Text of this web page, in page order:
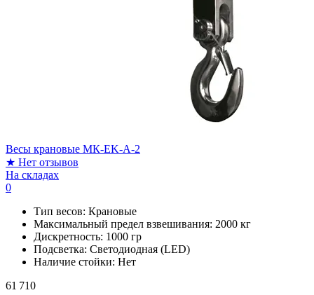
Весы крановые МК-EK-A-2
★ Нет отзывов
На складах
0
Тип весов: Крановые
Максимальный предел взвешивания: 2000 кг
Дискретность: 1000 гр
Подсветка: Светодиодная (LED)
Наличие стойки: Нет
61 710